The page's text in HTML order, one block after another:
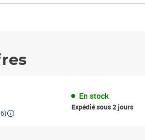
En stock
Expédié sous 2 jours